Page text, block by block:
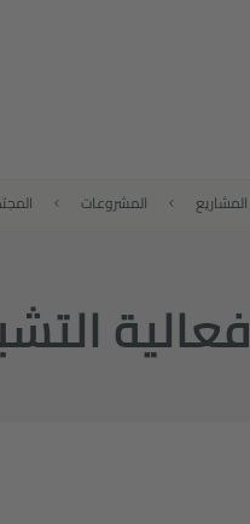
المشاريع المشروعات
فعالیة